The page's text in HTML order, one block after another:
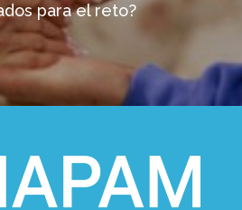
para el reto?